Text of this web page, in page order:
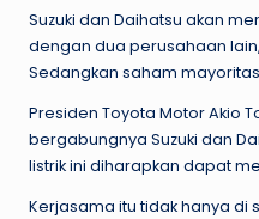
Suzuki dan Daihatsu akan
dengan dua perusahaan
Sedangkan saham
Presiden Toyota Motor Akio
bergabungnya Suzuki dan
listrik ini diharapkan dapat
Kerjasama itu tidak hanya di